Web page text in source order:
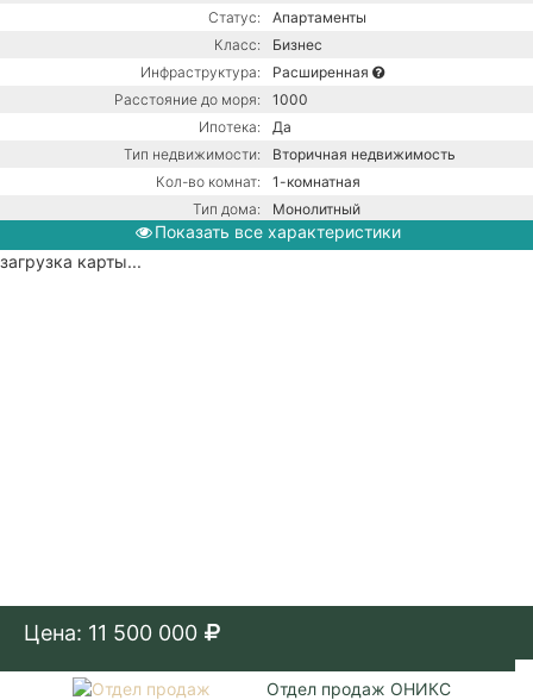
Статус:
Апартаменты
Класс:
Бизнес
Инфраструктура:
Расширенная
Расстояние до моря:
1000
Ипотека:
Да
Тип недвижимости:
Вторичная недвижимость
Кол-во комнат:
1-комнатная
Тип дома:
Монолитный
Ремонт:
С ремонтом
Показать все характеристики
загрузка карты...
Цена: 11 500 000
Отдел продаж ОНИКС